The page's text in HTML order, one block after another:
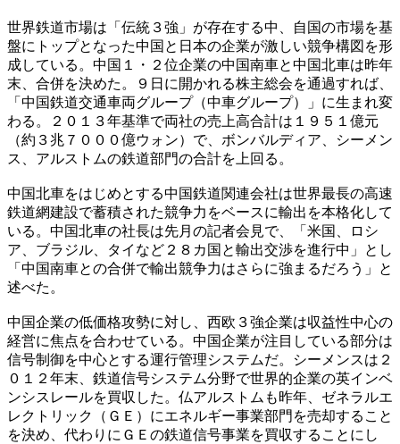
世界鉄道市場は「伝統３強」が存在する中、自国の市場を基
盤にトップとなった中国と日本の企業が激しい競争構図を形
成している。中国１・２位企業の中国南車と中国北車は昨年
末、合併を決めた。９日に開かれる株主総会を通過すれば、
「中国鉄道交通車両グループ（中車グループ）」に生まれ変
わる。２０１３年基準で両社の売上高合計は１９５１億元
（約３兆７０００億ウォン）で、ボンバルディア、シーメン
ス、アルストムの鉄道部門の合計を上回る。
中国北車をはじめとする中国鉄道関連会社は世界最長の高速
鉄道網建設で蓄積された競争力をベースに輸出を本格化して
いる。中国北車の社長は先月の記者会見で、「米国、ロシ
ア、ブラジル、タイなど２８カ国と輸出交渉を進行中」とし
「中国南車との合併で輸出競争力はさらに強まるだろう」と
述べた。
中国企業の低価格攻勢に対し、西欧３強企業は収益性中心の
経営に焦点を合わせている。中国企業が注目している部分は
信号制御を中心とする運行管理システムだ。シーメンスは２
０１２年末、鉄道信号システム分野で世界的企業の英インベ
ンシスレールを買収した。仏アルストムも昨年、ゼネラルエ
レクトリック（ＧＥ）にエネルギー事業部門を売却すること
を決め、代わりにＧＥの鉄道信号事業を買収することにし